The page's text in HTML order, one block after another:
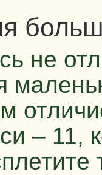
не
– 11,